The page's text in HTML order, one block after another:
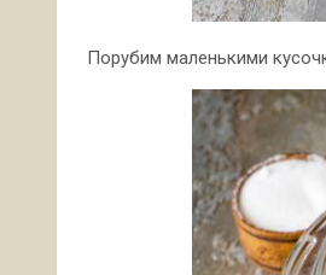
Порубим маленькими